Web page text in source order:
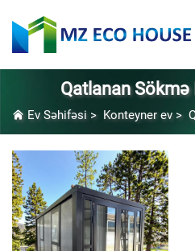
Qatlanan
Ev Səhifəsi > Konteyner ev>